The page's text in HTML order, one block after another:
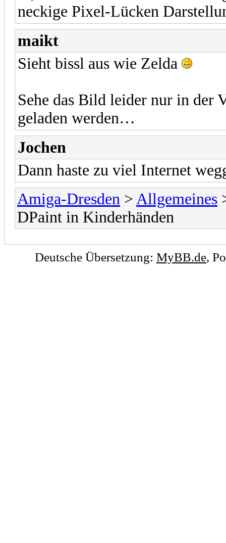
neckige Pixel-Lücken
maikt
Sieht bissl aus wie Zelda
Sehe das Bild leider nur in der
geladen werden…
Jochen
Dann haste zu viel Internet
Amiga-Dresden > Allgemeines
DPaint in Kinderhänden
Deutsche Übersetzung: MyBB.de,